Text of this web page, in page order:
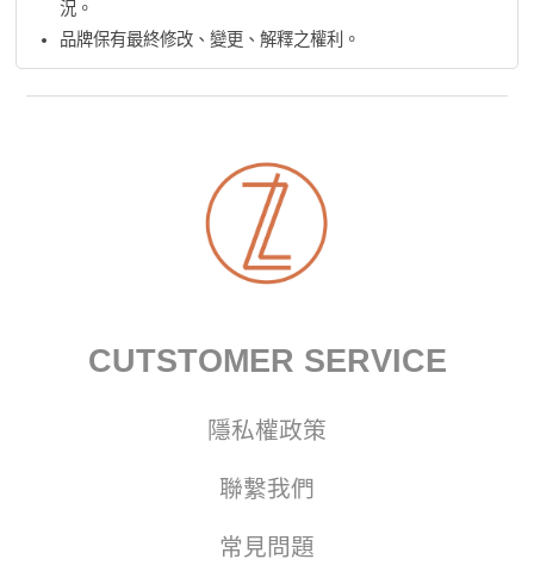
況。
品牌保有最終修改、變更、解釋之權利。
CUTSTOMER SERVICE
隱私權政策
聯繫我們
常見問題